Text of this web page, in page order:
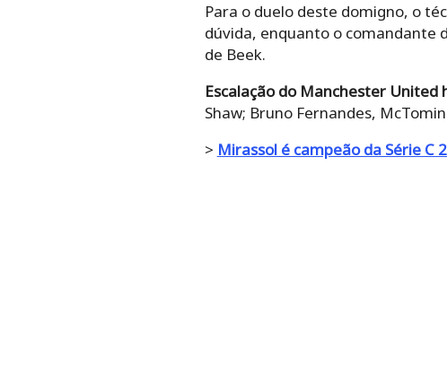
Para o duelo deste domigno, o
dúvida, enquanto o comandante
de Beek.
Escalação do Manchester United
Shaw; Bruno Fernandes,
> Mirassol é campeão da Série C